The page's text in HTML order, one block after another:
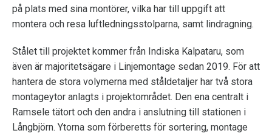
på plats med sina montörer, vilka har till uppgift att
montera och resa luftledningsstolparna, samt lindragning.
Stålet till projektet kommer från Indiska Kalpataru, som
även är majoritetsägare i Linjemontage sedan 2019. För att
hantera de stora volymerna med ståldetaljer har två stora
montageytor anlagts i projektområdet. Den ena centralt i
Ramsele tätort och den andra i anslutning till stationen i
Långbjörn. Ytorna som förberetts för sortering, montage